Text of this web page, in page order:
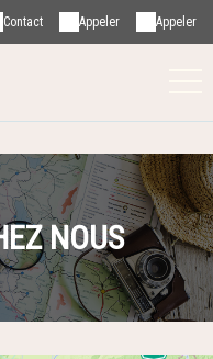
Appeler
Appeler
Contact
NOUS